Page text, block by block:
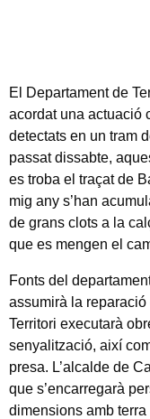
El Departament de
acordat una actuació
detectats en un tram
passat dissabte,
es troba el traçat de
mig any s’han
de grans clots a la
que es mengen el
Fonts del
assumirà la
Territori executarà
senyalització, així
presa. L’alcalde de
que s’encarregarà
dimensions amb